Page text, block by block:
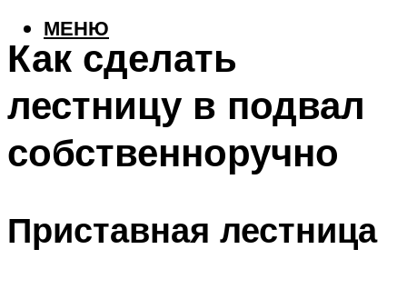
МЕНЮ
Как сделать
лестницу в подвал
собственноручно
Приставная лестница